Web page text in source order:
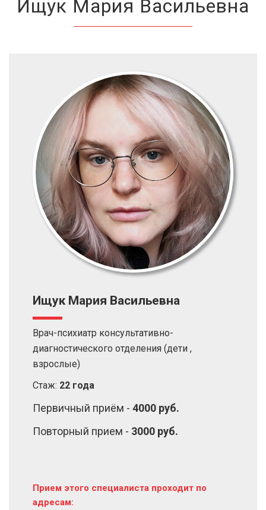
Ищук Мария Васильевна
Ищук Мария Васильевна
Врач-психиатр консультативно-
диагностического отделения (дети ,
взрослые)
Стаж: 22 года
Первичный приём - 4000 руб.
Повторный прием - 3000 руб.
Прием этого специалиста проходит по
адресам: